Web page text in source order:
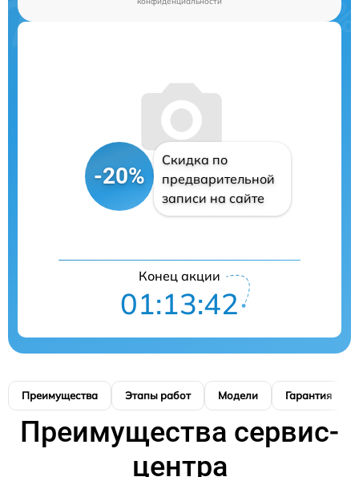
-20%
Скидка по
предварительной
записи на сайте
Конец акции
01:13:41
Преимущества Этапы работ Модели Гарантия
Преимущества сервис-
центра